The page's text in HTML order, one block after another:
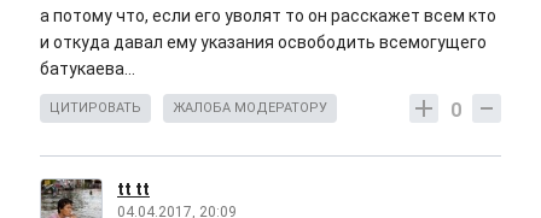
а потому что, если его уволят то он расскажет всем кто
и откуда давал ему указания освободить всемогущего
батукаева...
0
ЦИТИРОВАТЬ ЖАЛОБА МОДЕРАТОРУ
tt tt
04.04.2017, 20:09